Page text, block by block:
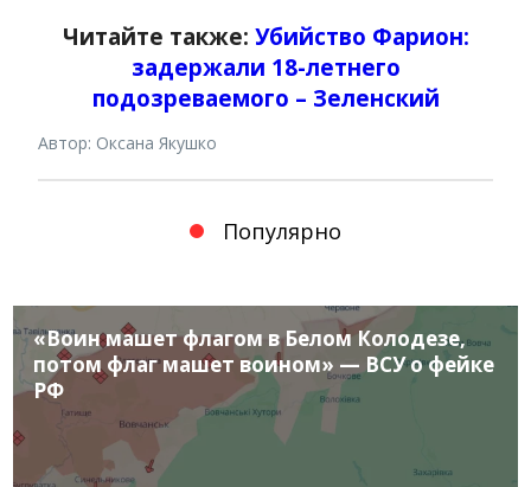
Читайте также: Убийство Фарион:
задержали 18-летнего
подозреваемого – Зеленский
Автор: Оксана Якушко
Популярно
«Воин машет флагом в Белом Колодезе,
потом флаг машет воином» — ВСУ о фейке
РФ